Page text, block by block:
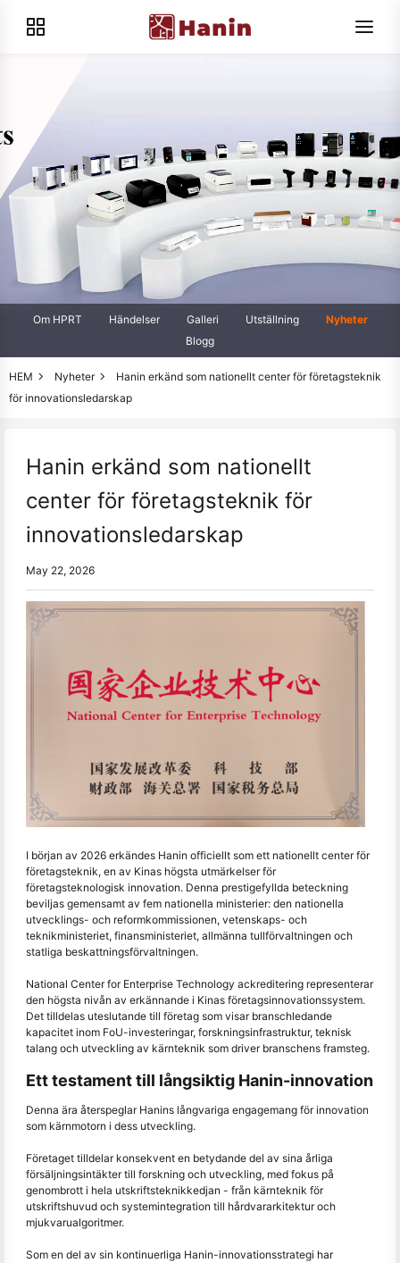
Om HPRT Händelser Galleri Utställning
Nyheter
Blogg
HEM Nyheter
Hanin erkänd som nationellt center för företagsteknik
för innovationsledarskap
Hanin erkänd som nationellt
center för företagsteknik för
innovationsledarskap
May 22, 2026
I början av 2026 erkändes Hanin officiellt som ett nationellt center för
företagsteknik, en av Kinas högsta utmärkelser för
företagsteknologisk innovation. Denna prestigefyllda beteckning
beviljas gemensamt av fem nationella ministerier: den nationella
utvecklings- och reformkommissionen, vetenskaps- och
teknikministeriet, finansministeriet, allmänna tullförvaltningen och
statliga beskattningsförvaltningen.
National Center for Enterprise Technology ackreditering representerar
den högsta nivån av erkännande i Kinas företagsinnovationssystem.
Det tilldelas uteslutande till företag som visar branschledande
kapacitet inom FoU-investeringar, forskningsinfrastruktur, teknisk
talang och utveckling av kärnteknik som driver branschens framsteg.
Ett testament till långsiktig Hanin-innovation
Denna ära återspeglar Hanins långvariga engagemang för innovation
som kärnmotorn i dess utveckling.
Företaget tilldelar konsekvent en betydande del av sina årliga
försäljningsintäkter till forskning och utveckling, med fokus på
genombrott i hela utskriftsteknikkedjan - från kärnteknik för
utskriftshuvud och systemintegration till hårdvararkitektur och
mjukvarualgoritmer.
Som en del av sin kontinuerliga Hanin-innovationsstrategi har